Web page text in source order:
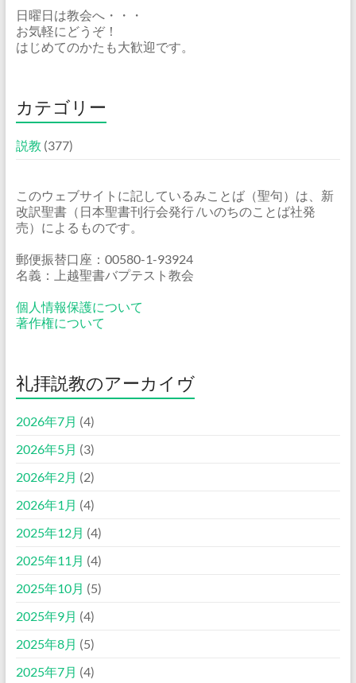
日曜日は教会へ・・・
お気軽にどうぞ！
はじめてのかたも大歓迎です。
カテゴリー
説教 (377)
このウェブサイトに記しているみことば（聖句）は、新
改訳聖書（日本聖書刊行会発行 /いのちのことば社発
売）によるものです。
郵便振替口座：00580-1-93924
名義：上越聖書バプテスト教会
個人情報保護について
著作権について
礼拝説教のアーカイヴ
2026年7月 (4)
2026年5月 (3)
2026年2月 (2)
2026年1月 (4)
2025年12月 (4)
2025年11月 (4)
2025年10月 (5)
2025年9月 (4)
2025年8月 (5)
2025年7月 (4)